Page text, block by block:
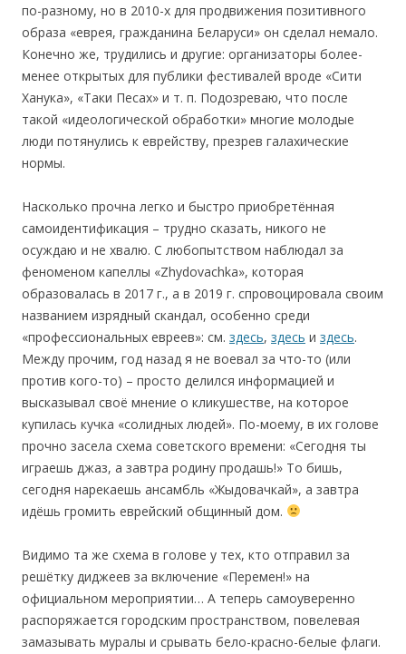
по-разному, но в 2010-х для продвижения позитивного
образа «еврея, гражданина Беларуси» он сделал немало.
Конечно же, трудились и другие: организаторы более-
менее открытых для публики фестивалей вроде «Сити
Ханука», «Таки Песах» и т. п. Подозреваю, что после
такой «идеологической обработки» многие молодые
люди потянулись к еврейству, презрев галахические
нормы.
Насколько прочна легко и быстро приобретённая
самоидентификация – трудно сказать, никого не
осуждаю и не хвалю. С любопытством наблюдал за
феноменом капеллы «Zhydovachka», которая
образовалась в 2017 г., а в 2019 г. спровоцировала своим
названием изрядный скандал, особенно среди
«профессиональных евреев»: см. здесь, здесь и здесь.
Между прочим, год назад я не воевал за что-то (или
против кого-то) – просто делился информацией и
высказывал своё мнение о кликушестве, на которое
купилась кучка «солидных людей». По-моему, в их голове
прочно засела схема советского времени: «Сегодня ты
играешь джаз, а завтра родину продашь!» То бишь,
сегодня нарекаешь ансамбль «Жыдовачкай», а завтра
идёшь громить еврейский общинный дом.
Видимо та же схема в голове у тех, кто отправил за
решётку диджеев за включение «Перемен!» на
официальном мероприятии… А теперь самоуверенно
распоряжается городским пространством, повелевая
замазывать муралы и срывать бело-красно-белые флаги.